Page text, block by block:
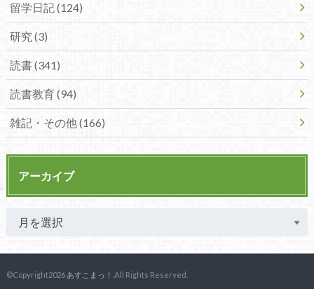
留学日記 (124)
研究 (3)
読書 (341)
読書教育 (94)
雑記・その他 (166)
アーカイブ
©Copyright2026 あすこまっ！ .All Rights Reserved.